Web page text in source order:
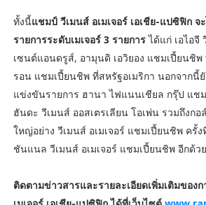
ทั้งนี้แชมป์ วีเมนส์ อเมเจอร์ เอเชีย-แปซิฟิก
รายการระดับเมเจอร์ 3 รายการได้แก่ เอไอจี
เซนต์แอนดรูส์, อามุนดิ เอวิยอง แชมเปี้ยนชิพ
รอน แชมเปี้ยนชิพ ที่สหรัฐอเมริกา นอกจากนี้
แข่งขันรายการ ฮานา ไฟแนนเชียล กรุ๊ป แชม
ฮันดะ วีเมนส์ ออสเตรเลียน โอเพ่น รวมถึงก
ใหญ่อย่าง วีเมนส์ อเมเจอร์ แชมเปี้ยนชิพ ครั้
ชันแนล วีเมนส์ อเมเจอร์ แชมเปี้ยนชิพ อีกด้วย
ติดตามข่าวสารและรายละเอียดเพิ่มเติมของ